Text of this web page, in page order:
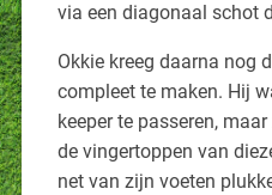
via een diagonaal schot
Okkie kreeg daarna nog
compleet te maken. Hij
keeper te passeren,
de vingertoppen van
net van zijn voeten